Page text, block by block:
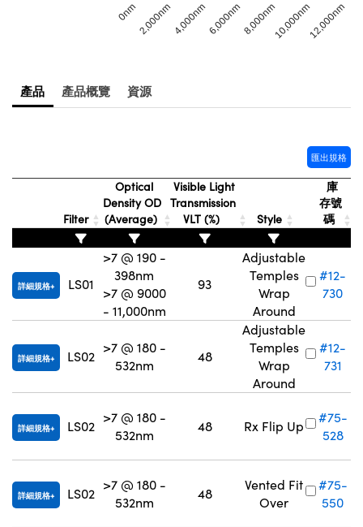
0nm2,000nm4,000nm6,000nm8,000nm10,000nm12,000nm
產品 產品概覽 資源
匯出規格
Filter
Optical
Density OD
(Average)
Visible Light
Transmission
VLT (%)
Style
庫
存號
碼
詳細規格 LS01
>7 @ 190 -
398nm
>7 @ 9000
- 11,000nm
93
Adjustable
Temples
Wrap
Around
#12-
730
詳細規格 LS02
>7 @ 180 -
532nm
48
Adjustable
Temples
Wrap
Around
#12-
731
詳細規格 LS02
>7 @ 180 -
532nm
48 Rx Flip Up
#75-
528
詳細規格 LS02
>7 @ 180 -
532nm
48
Vented Fit
Over
#75-
550